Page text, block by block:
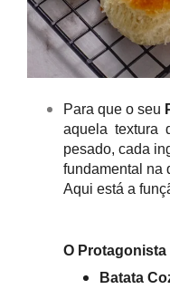
Para que o seu
aquela textura
pesado, cada
fundamental na
Aqui está a
O Protagonista
Batata